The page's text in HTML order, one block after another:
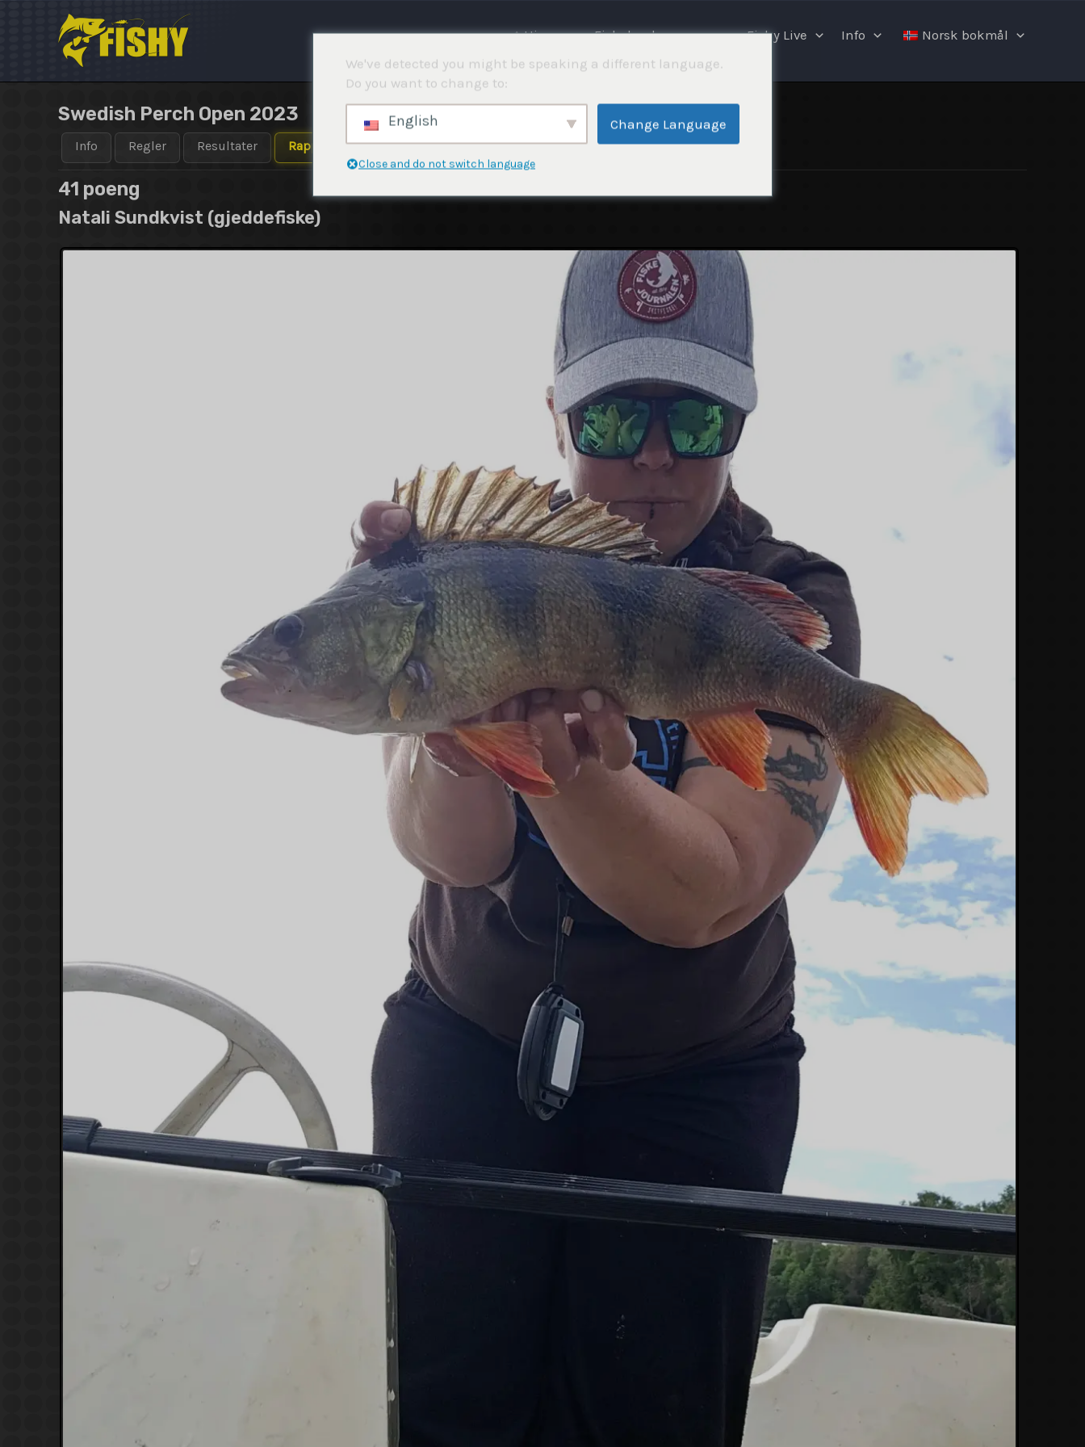
⌂ Hjemme Fiskekonkurranser Fishy Live Info Norsk bokmål
Swedish Perch Open 2023
Info Regler Resultater Rapporter
41 poeng
Natali Sundkvist (gjeddefiske)
We've detected you might be speaking a different language.
Do you want to change to:
English Change Language
Close and do not switch language